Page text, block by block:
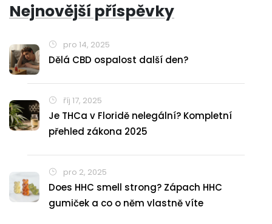
Nejnovější příspěvky
pro 14, 2025
Dělá CBD ospalost další den?
říj 17, 2025
Je THCa v Floridě nelegální? Kompletní
přehled zákona 2025
pro 2, 2025
Does HHC smell strong? Zápach HHC
gumiček a co o něm vlastně víte